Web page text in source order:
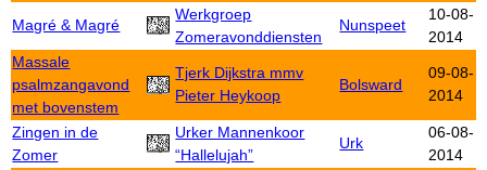
Magré & Magré
Werkgroep
Zomeravonddiensten
Nunspeet
10-08-
2014
Massale
psalmzangavond
met bovenstem
Tjerk Dijkstra mmv
Pieter Heykoop
Bolsward
09-08-
2014
Zingen in de
Zomer
Urker Mannenkoor
“Hallelujah”
Urk
06-08-
2014